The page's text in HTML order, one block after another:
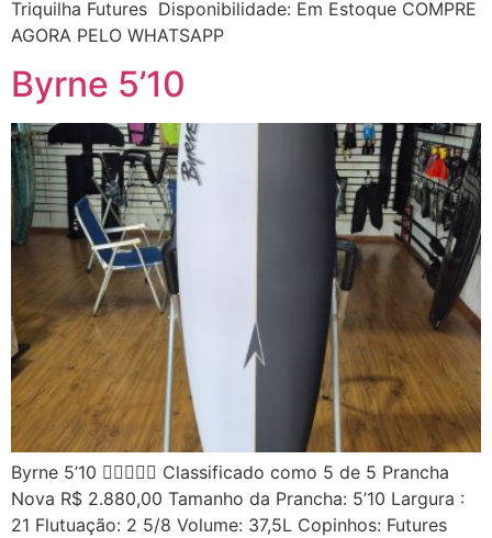
Triquilha Futures Disponibilidade: Em Estoque COMPRE
AGORA PELO WHATSAPP
Byrne 5’10
Byrne 5’10  Classificado como 5 de 5 Prancha
Nova R$ 2.880,00 Tamanho da Prancha: 5’10 Largura :
21 Flutuação: 2 5/8 Volume: 37,5L Copinhos: Futures